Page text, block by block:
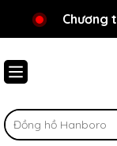
Chào
Chương